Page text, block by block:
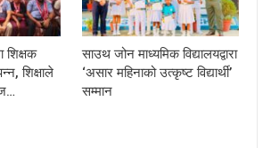
शिक्षाले
साउथ जोन माध्यमिक विद्यालयद्वारा
‘असार महिनाको उत्कृष्ट विद्यार्थी’
सम्मान